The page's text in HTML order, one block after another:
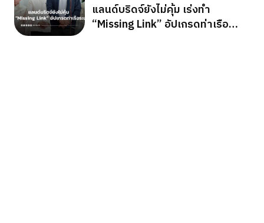
แลนด์บริดจ์ยังไม่คุ้ม เร่งทำ
“Missing Link” อัปเกรดท่าเรือ